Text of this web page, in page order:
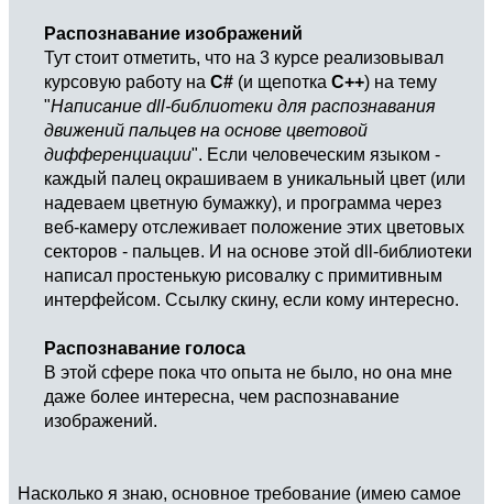
Распознавание изображений
Тут стоит отметить, что на 3 курсе реализовывал
курсовую работу наC# (и щепоткаC++) на тему
"Написание dll-библиотеки для распознавания
движений пальцев на основе цветовой
дифференциации". Если человеческим языком -
каждый палец окрашиваем в уникальный цвет (или
надеваем цветную бумажку), и программа через
веб-камеру отслеживает положение этих цветовых
секторов - пальцев. И на основе этой dll-библиотеки
написал простенькую рисовалку с примитивным
интерфейсом. Ссылку скину, если кому интересно.
Распознавание голоса
В этой сфере пока что опыта не было, но она мне
даже более интересна, чем распознавание
изображений.
Насколько я знаю, основное требование (имею самое